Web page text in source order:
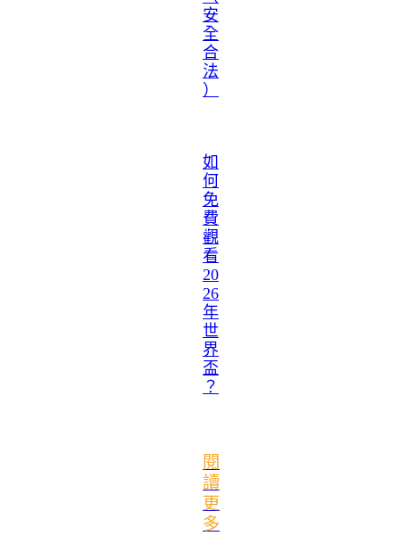
安
全
合
法
）
如
何
免
費
觀
看
20
26
年
世
界
盃
？
閱
讀
更
多